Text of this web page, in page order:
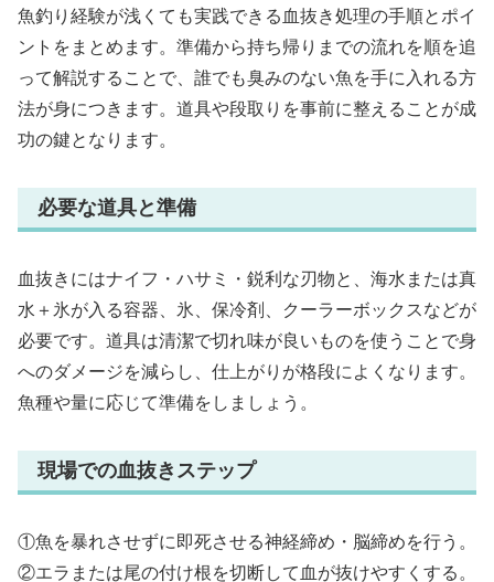
魚釣り経験が浅くても実践できる血抜き処理の手順とポイ
ントをまとめます。準備から持ち帰りまでの流れを順を追
って解説することで、誰でも臭みのない魚を手に入れる方
法が身につきます。道具や段取りを事前に整えることが成
功の鍵となります。
必要な道具と準備
血抜きにはナイフ・ハサミ・鋭利な刃物と、海水または真
水＋氷が入る容器、氷、保冷剤、クーラーボックスなどが
必要です。道具は清潔で切れ味が良いものを使うことで身
へのダメージを減らし、仕上がりが格段によくなります。
魚種や量に応じて準備をしましょう。
現場での血抜きステップ
①魚を暴れさせずに即死させる神経締め・脳締めを行う。
②エラまたは尾の付け根を切断して血が抜けやすくする。